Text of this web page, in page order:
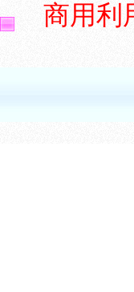
商用利